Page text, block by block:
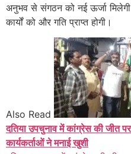
अनुभव से संगठन को नई ऊर्जा
कार्यों को और गति प्राप्त होगी।
Also Read
दतिया उपचुनाव में कांग्रेस की जीत
कार्यकर्ताओं ने मनाई खुशी